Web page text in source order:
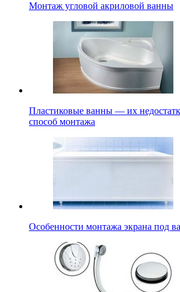
Монтаж угловой акриловой ванны
Пластиковые ванны — их
способ монтажа
Особенности монтажа экрана под